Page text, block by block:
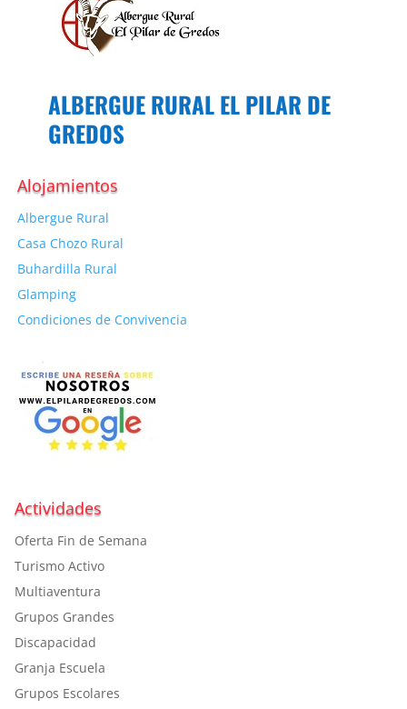
ALBERGUE RURAL EL PILAR DE
GREDOS
Alojamientos
Albergue Rural
Casa Chozo Rural
Buhardilla Rural
Glamping
Condiciones de Convivencia
Actividades
Oferta Fin de Semana
Turismo Activo
Multiaventura
Grupos Grandes
Discapacidad
Granja Escuela
Grupos Escolares